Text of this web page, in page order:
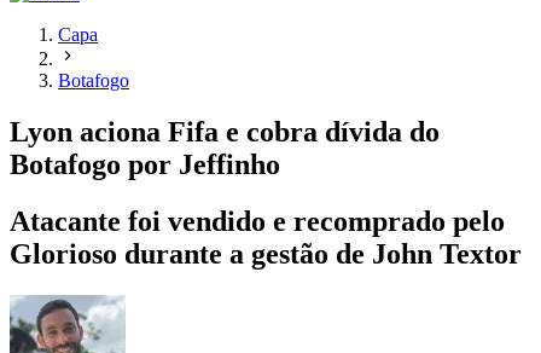
Capa
Botafogo
Lyon aciona Fifa e cobra dívida do
Botafogo por Jeffinho
Atacante foi vendido e recomprado pelo
Glorioso durante a gestão de John Textor